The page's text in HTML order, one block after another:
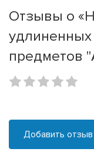
Отзывы о
удлиненных
предметов
Добавить отзыв